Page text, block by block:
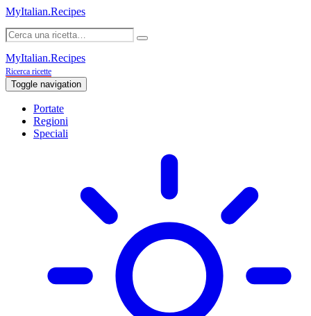
MyItalian.Recipes
MyItalian.Recipes
Ricerca ricette
Toggle navigation
Portate
Regioni
Speciali